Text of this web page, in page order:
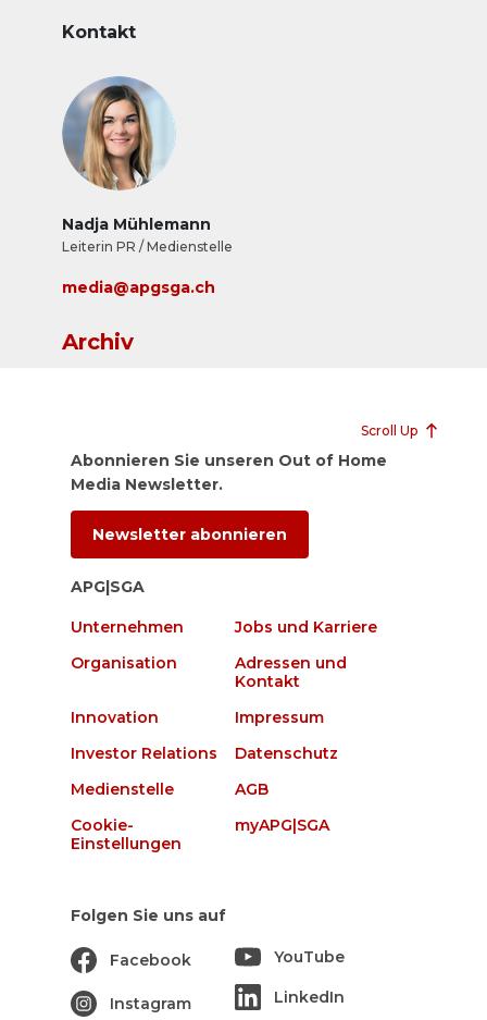
Kontakt
Nadja Mühlemann
Leiterin PR / Medienstelle
media@apgsga.ch
Archiv
Scroll Up
Abonnieren Sie unseren Out of Home
Media Newsletter.
Newsletter abonnieren
APG|SGA
Unternehmen
Jobs und Karriere
Organisation
Adressen und
Kontakt
Innovation
Impressum
Investor Relations
Datenschutz
Medienstelle
AGB
Cookie-
Einstellungen
myAPG|SGA
Folgen Sie uns auf
Facebook
Instagram
YouTube
LinkedIn